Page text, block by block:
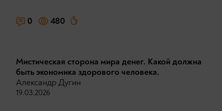
0 480
Мистическая сторона мира денег. Какой должна
быть экономика здорового человека.
Александр Дугин
19.03.2026